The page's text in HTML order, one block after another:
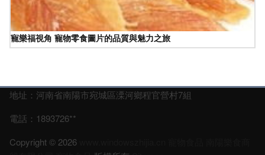
寵樂福視角 寵物零食圖片的品質與魅力之旅
地址：河南省南陽市宛城區溧河鄉程官營村7組
電話：1893726**
Copyright © 2026